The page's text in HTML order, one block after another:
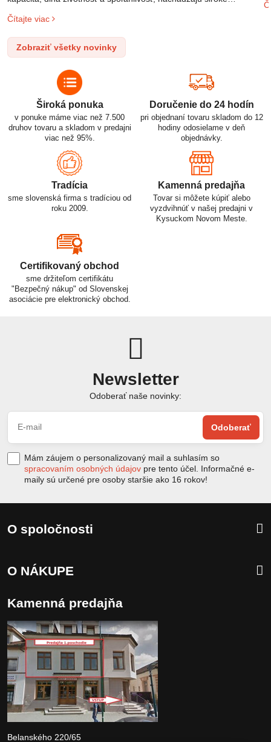
po elektrické vozidlá. Pochopenie ich delenia, označovania a
správneho používania je kľúčom k ich efektívnemu a bezpečnému
využitiu.
Čítajte viac
Zobraziť všetky novinky
Široká ponuka
v ponuke máme viac než 7.500
druhov tovaru a skladom v predajni
viac než 95%.
Doručenie do 24 hodín
pri objednaní tovaru skladom do 12
hodiny odosielame v deň
objednávky.
Tradícia
sme slovenská firma s tradíciou od
roku 2009.
Kamenná predajňa
Tovar si môžete kúpiť alebo
vyzdvihnúť v našej predajni v
Kysuckom Novom Meste.
Certifikovaný obchod
sme držiteľom certifikátu
"Bezpečný nákup" od Slovenskej
asociácie pre elektronický obchod.
Newsletter
Odoberať naše novinky:
Odoberať
Mám záujem o personalizovaný mail a suhlasím so
spracovaním osobných údajov pre tento účel. Informačné e-
maily sú určené pre osoby staršie ako 16 rokov!
O spoločnosti
O NÁKUPE
Kamenná predajňa
Belanského 220/65